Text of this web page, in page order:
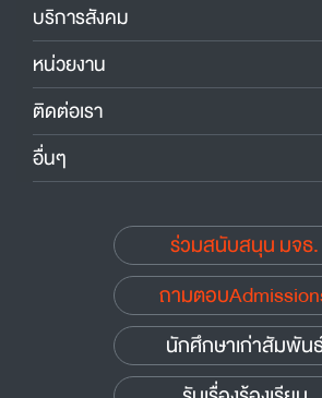
บริการสังคม
หน่วยงาน
ติดต่อเรา
อื่นๆ
ร่วมสนับสนุน มจธ.
ถามตอบ
นักศึกษาเก่าสัมพัน